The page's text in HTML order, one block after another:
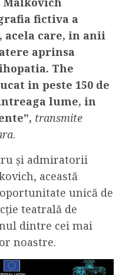
fictiva a
care, in anii
aprinsa
The
in peste 150 de
lume, in
transmite
.
și admiratorii
această
unică de
teatrală de
dintre cei mai
noastre.